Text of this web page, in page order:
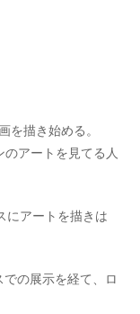
を描き始める。
アートを見てる人
にアートを描きは
の展示を経て、ロ